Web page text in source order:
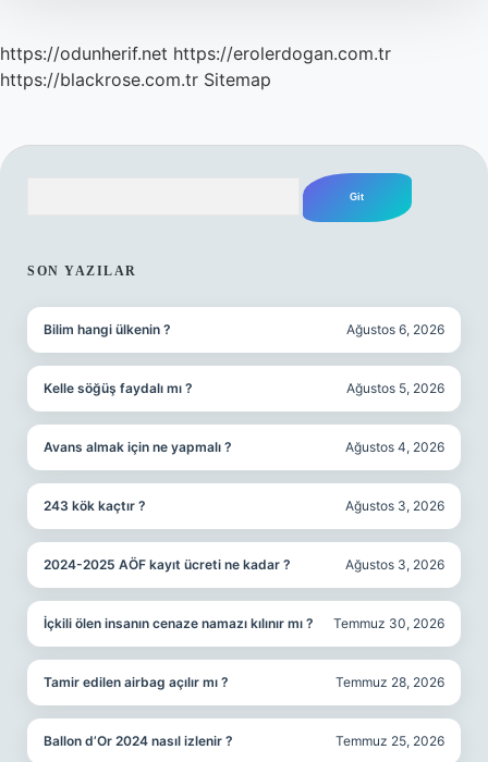
https://odunherif.net https://erolerdogan.com.tr
https://blackrose.com.tr Sitemap
SON YAZILAR
Bilim hangi ülkenin ? Ağustos 6, 2026
Kelle söğüş faydalı mı ? Ağustos 5, 2026
Avans almak için ne yapmalı ? Ağustos 4, 2026
243 kök kaçtır ? Ağustos 3, 2026
2024-2025 AÖF kayıt ücreti ne kadar ? Ağustos 3, 2026
İçkili ölen insanın cenaze namazı kılınır mı ? Temmuz 30, 2026
Tamir edilen airbag açılır mı ? Temmuz 28, 2026
Ballon d’Or 2024 nasıl izlenir ? Temmuz 25, 2026